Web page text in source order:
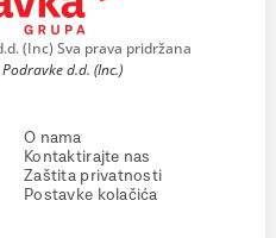
(Inc) Sva prava pridržana
d.d. (Inc.)
O nama
Kontaktirajte nas
Zaštita privatnosti
Postavke kolačića